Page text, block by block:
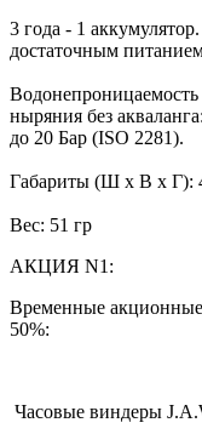
3 года - 1
достаточным
ныряния без
до 20 Бар (ISO 2281).
Габариты (Ш x В x Г):
Вес: 51 гр
АКЦИЯ N1:
Временные
50%:
Часовые виндеры